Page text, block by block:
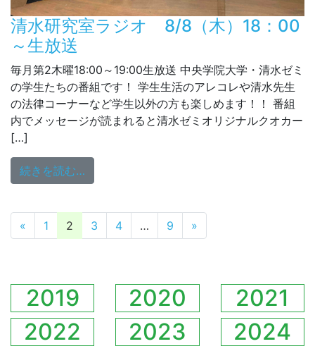
清水研究室ラジオ 8/8（木）18：00
～生放送
毎月第2木曜18:00～19:00生放送 中央学院大学・清水ゼミ
の学生たちの番組です！ 学生生活のアレコレや清水先生
の法律コーナーなど学生以外の方も楽しめます！！ 番組
内でメッセージが読まれると清水ゼミオリジナルクオカー
[…]
続きを読む…
投稿ナビゲーション
« 1 2 3 4 … 9 »
2019 2020
2021
2022
2023
2024